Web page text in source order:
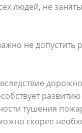
людей, не
не допустить
тушения
скорее